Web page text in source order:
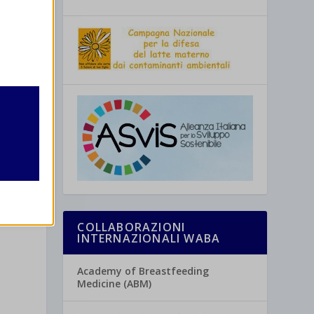
COLLABORAZIONI
INTERNAZIONALI WABA
Academy of Breastfeeding
Medicine (ABM)